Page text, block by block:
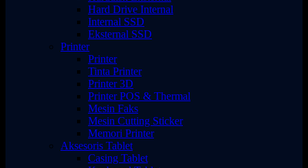
Hard Drive Internal
Internal SSD
Eksternal SSD
Printer
Printer
Tinta Printer
Printer 3D
Printer POS & Thermal
Mesin Faks
Mesin Cutting Sticker
Memori Printer
Aksesoris Tablet
Casing Tablet